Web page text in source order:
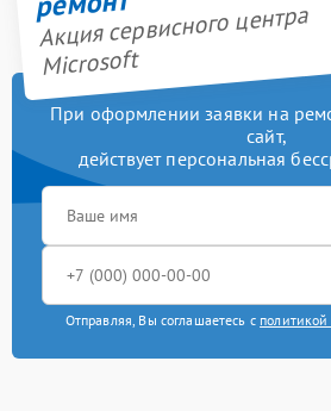
Акция сервисного центра
Microsoft
При оформлении заявки на
сайт,
действует персональная
Отправляя, Вы соглашаетесь с